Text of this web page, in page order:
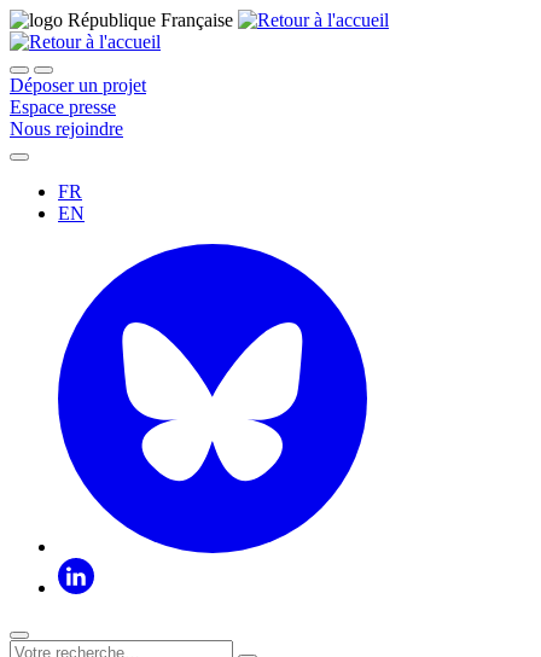
Déposer un projet
Espace presse
Nous rejoindre
FR
EN